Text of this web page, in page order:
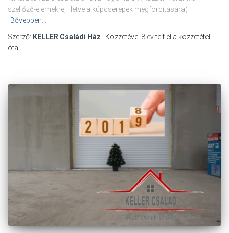
szellőző-elemekre, illetve a kúpcserepek megfordítására)
Bővebben…
Szerző: KELLER Családi Ház | Közzétéve: 8 évtelt el a közzététel
óta